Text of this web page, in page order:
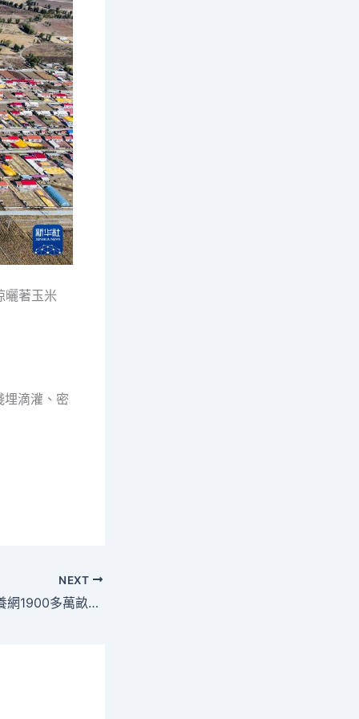
曬著玉米
埋滴灌、密
NEXT
內蒙古通遼：查包養網1900多萬畝玉米迎來豐產季_中國網